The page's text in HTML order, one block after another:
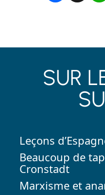
SUR
Leçons
Beaucoup de
Cronstadt
Marxisme et